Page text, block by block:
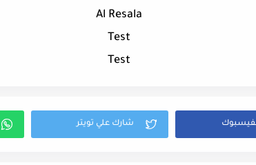
Al Resala
Test
Test